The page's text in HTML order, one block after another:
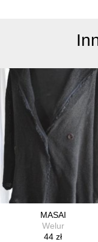
MASAI
Welur
44 zł